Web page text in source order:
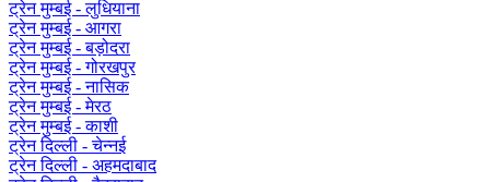
ट्रेन मुम्बई - लुधियाना
ट्रेन मुम्बई - आगरा
ट्रेन मुम्बई - बड़ोदरा
ट्रेन मुम्बई - गोरखपुर
ट्रेन मुम्बई - नासिक
ट्रेन मुम्बई - मेरठ
ट्रेन मुम्बई - काशी
ट्रेन दिल्ली - चेन्नई
ट्रेन दिल्ली - अहमदाबाद